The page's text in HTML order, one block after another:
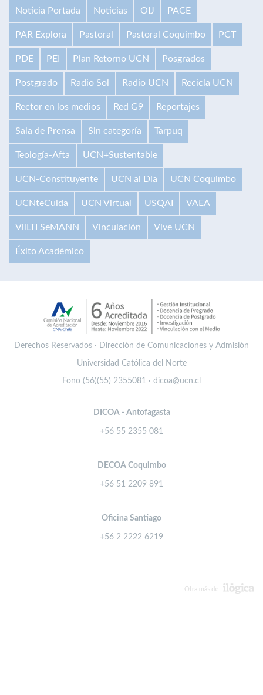
Noticia Portada Noticias OIJ PACE
PAR Explora Pastoral Pastoral Coquimbo PCT
PDE PEI Plan Retorno UCN Posgrados
Postgrado Radio Sol Radio UCN Recicla UCN
Rector en los medios Red G9 Reportajes
Sala de Prensa Sin categoría Tarpuq
Teología-Afta UCN+Sustentable
UCN-Constituyente UCN al Día UCN Coquimbo
UCNteCuida UCN Virtual USQAI VAEA
VilLTI SeMANN Vinculación Vive UCN
Éxito Académico
Derechos Reservados · Dirección de Comunicaciones y Admisión
Universidad Católica del Norte
Fono (56)(55) 2355081 · dicoa@ucn.cl
DICOA - Antofagasta
+56 55 2355 081
DECOA Coquimbo
+56 51 2209 891
Oficina Santiago
+56 2 2222 6219